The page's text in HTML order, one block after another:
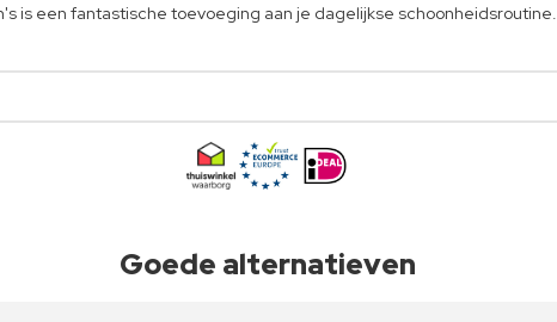
is een fantastische toevoeging aan je dagelijkse schoonheidsroutine.
Goede alternatieven